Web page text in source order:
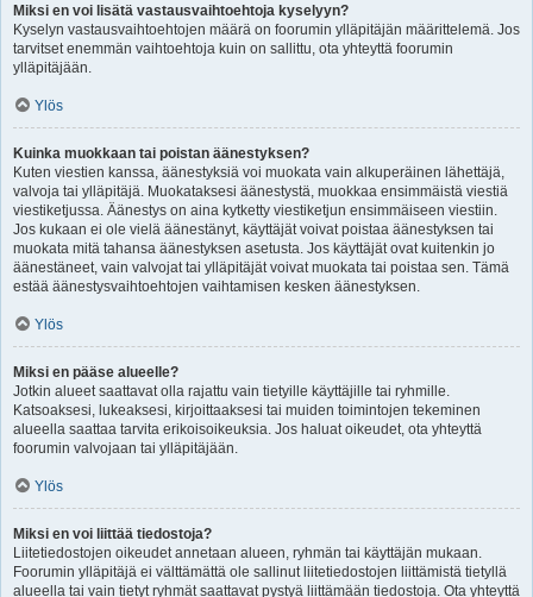
Miksi en voi lisätä vastausvaihtoehtoja kyselyyn?
Kyselyn vastausvaihtoehtojen määrä on foorumin ylläpitäjän määrittelemä. Jos
tarvitset enemmän vaihtoehtoja kuin on sallittu, ota yhteyttä foorumin
ylläpitäjään.
Ylös
Kuinka muokkaan tai poistan äänestyksen?
Kuten viestien kanssa, äänestyksiä voi muokata vain alkuperäinen lähettäjä,
valvoja tai ylläpitäjä. Muokataksesi äänestystä, muokkaa ensimmäistä viestiä
viestiketjussa. Äänestys on aina kytketty viestiketjun ensimmäiseen viestiin.
Jos kukaan ei ole vielä äänestänyt, käyttäjät voivat poistaa äänestyksen tai
muokata mitä tahansa äänestyksen asetusta. Jos käyttäjät ovat kuitenkin jo
äänestäneet, vain valvojat tai ylläpitäjät voivat muokata tai poistaa sen. Tämä
estää äänestysvaihtoehtojen vaihtamisen kesken äänestyksen.
Ylös
Miksi en pääse alueelle?
Jotkin alueet saattavat olla rajattu vain tietyille käyttäjille tai ryhmille.
Katsoaksesi, lukeaksesi, kirjoittaaksesi tai muiden toimintojen tekeminen
alueella saattaa tarvita erikoisoikeuksia. Jos haluat oikeudet, ota yhteyttä
foorumin valvojaan tai ylläpitäjään.
Ylös
Miksi en voi liittää tiedostoja?
Liitetiedostojen oikeudet annetaan alueen, ryhmän tai käyttäjän mukaan.
Foorumin ylläpitäjä ei välttämättä ole sallinut liitetiedostojen liittämistä tietyllä
alueella tai vain tietyt ryhmät saattavat pystyä liittämään tiedostoja. Ota yhteyttä